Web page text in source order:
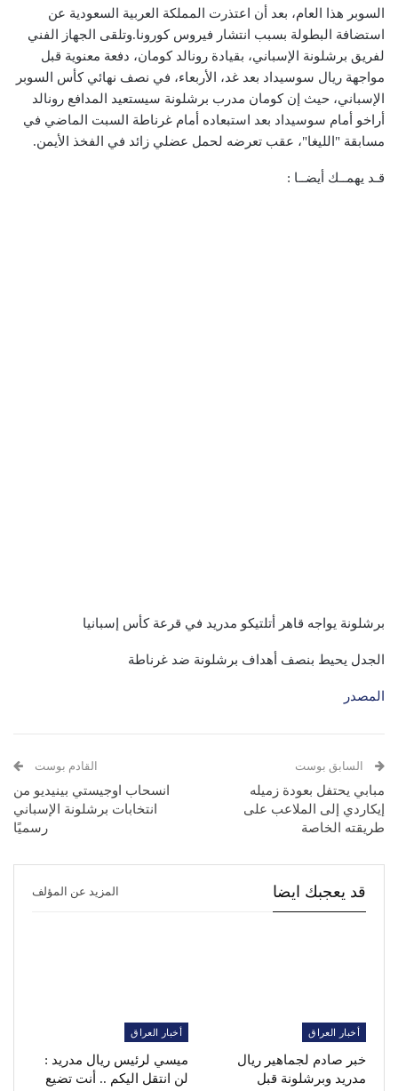
السوبر هذا العام، بعد أن اعتذرت المملكة العربية السعودية عن
استضافة البطولة بسبب انتشار فيروس كورونا.وتلقى الجهاز الفني
لفريق برشلونة الإسباني، بقيادة رونالد كومان، دفعة معنوية قبل
مواجهة ريال سوسيداد بعد غد، الأربعاء، في نصف نهائي كأس السوبر
الإسباني، حيث إن كومان مدرب برشلونة سيستعيد المدافع رونالد
أراخو أمام سوسيداد بعد استبعاده أمام غرناطة السبت الماضي في
مسابقة "الليغا"، عقب تعرضه لحمل عضلي زائد في الفخذ الأيمن.
قـد يهمــك أيضــا :
برشلونة يواجه قاهر أتلتيكو مدريد في قرعة كأس إسبانيا
الجدل يحيط بنصف أهداف برشلونة ضد غرناطة
المصدر
السابق بوست
مبابي يحتفل بعودة زميله
إيكاردي إلى الملاعب على
طريقته الخاصة
القادم بوست
انسحاب اوجيستي بينيديو من
انتخابات برشلونة الإسباني
رسميًا
قد يعجبك ايضا المزيد عن المؤلف
أخبار العراق
خبر صادم لجماهير ريال
مدريد وبرشلونة قبل
أخبار العراق
ميسي لرئيس ريال مدريد :
لن انتقل اليكم .. أنت تضيع